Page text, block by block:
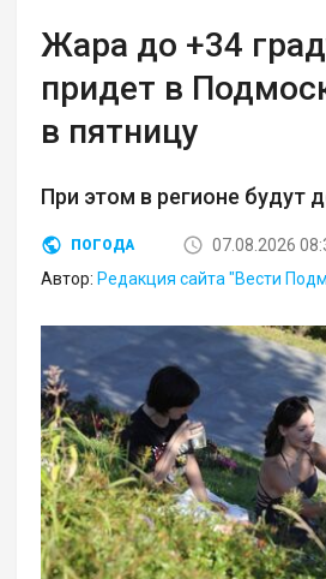
Жара до +34
придет в
в пятницу
При этом в регионе будут
ПОГОДА
07.08.2026
Автор: Редакция сайта "Вести